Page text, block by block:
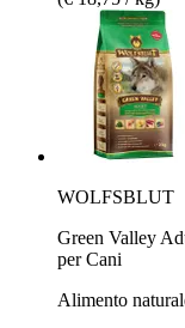
WOLFSBLUT
Green Valley
per Cani
Alimento